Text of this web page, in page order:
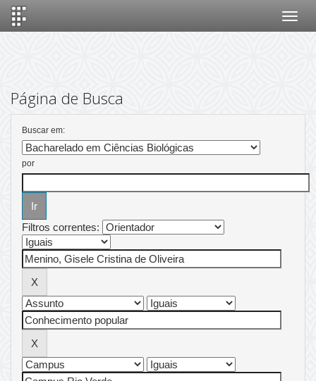
Página de Busca
Buscar em:
por
Filtros correntes: